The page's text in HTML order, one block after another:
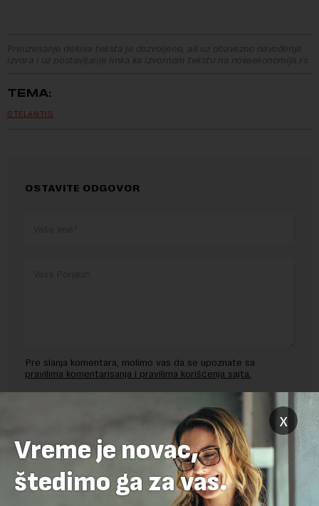
Preuzimanje delova teksta je dozvoljeno, ali uz obavezno navođenje
izvora i uz postavljanje linka ka izvornom tekstu na novaekonomija.rs
TEMA:
STELANTIS
OSTAVITE ODGOVOR
Pre slanja komentara, molimo vas da se upoznate sa
pravilima komentarisanja i pravilima korišćenja sajta.
Google Uslovi Korišćenjasu primenjeni. x
Vreme je novac,
štedimo ga za vas.